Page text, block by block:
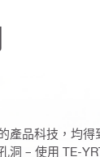
產品科技，均得
洞 – 使用 TE-